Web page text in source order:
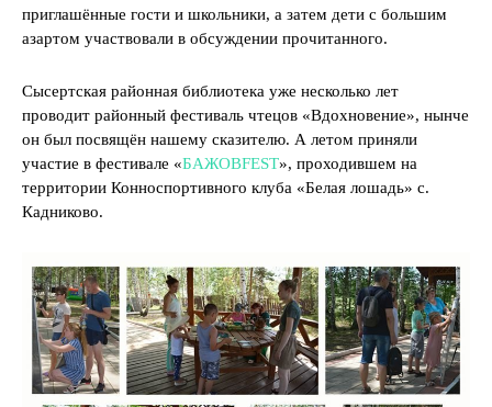
приглашённые гости и школьники, а затем дети с большим
азартом участвовали в обсуждении прочитанного.
Сысертская районная библиотека уже несколько лет
проводит районный фестиваль чтецов «Вдохновение», нынче
он был посвящён нашему сказителю. А летом приняли
участие в фестивале «БАЖОВFEST», проходившем на
территории Конноспортивного клуба «Белая лошадь» с.
Кадниково.